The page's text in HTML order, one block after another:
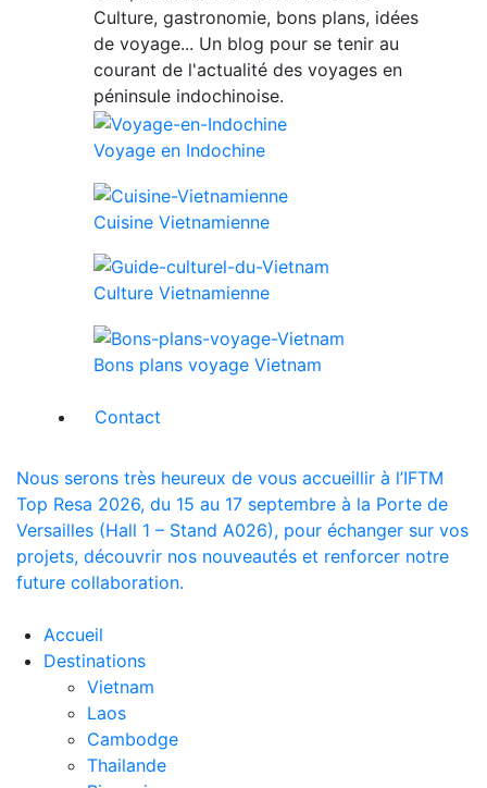
Culture, gastronomie, bons plans, idées
de voyage... Un blog pour se tenir au
courant de l'actualité des voyages en
péninsule indochinoise.
Voyage en Indochine
Cuisine Vietnamienne
Culture Vietnamienne
Bons plans voyage Vietnam
Contact
Nous serons très heureux de vous accueillir à l’IFTM
Top Resa 2026, du 15 au 17 septembre à la Porte de
Versailles (Hall 1 – Stand A026), pour échanger sur vos
projets, découvrir nos nouveautés et renforcer notre
future collaboration.
Accueil
Destinations
Vietnam
Laos
Cambodge
Thailande